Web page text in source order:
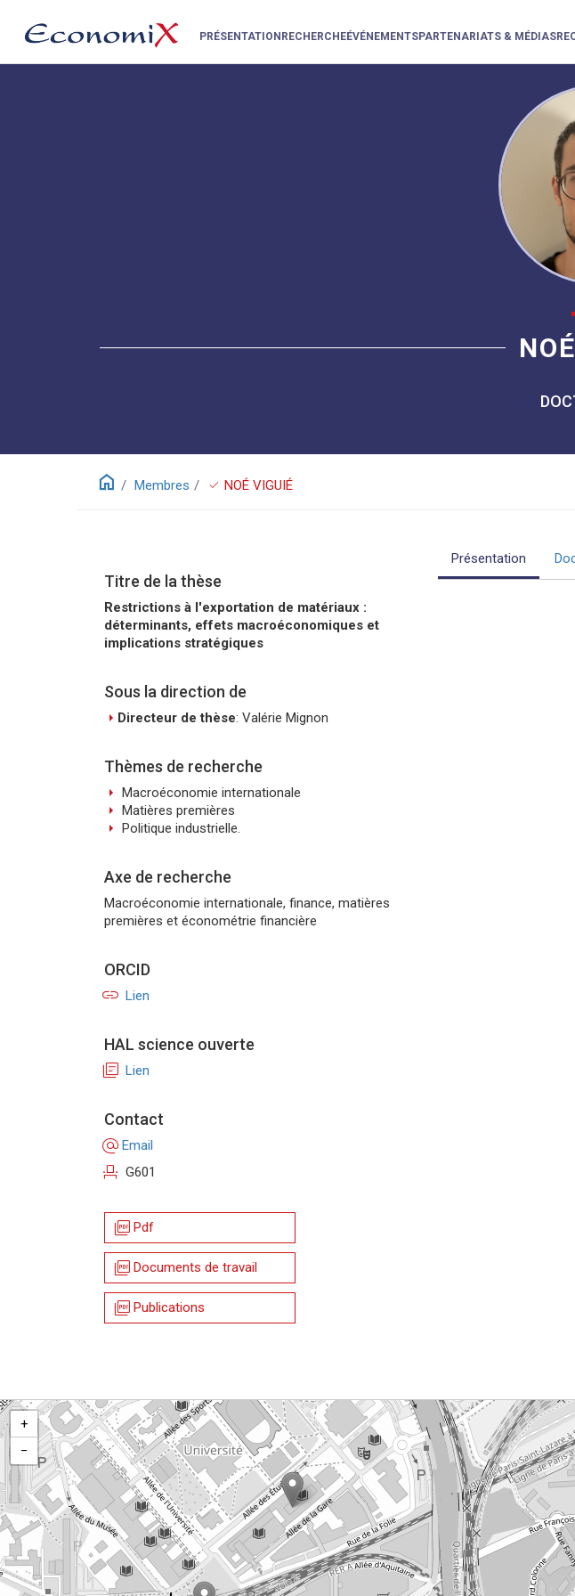
PRÉSENTATIONRECHERCHEÉVÉNEMENTSPARTENARIATS & MÉDIAS
home Membres check NOÉ VIGUIÉ
Titre de la thèse
Restrictions à l'exportation de matériaux :
déterminants, effets macroéconomiques et
implications stratégiques
Sous la direction de
arrow_rightDirecteur de thèse: Valérie Mignon
Thèmes de recherche
arrow_right Macroéconomie internationale
arrow_right Matières premières
arrow_right Politique industrielle.
Axe de recherche
Macroéconomie internationale, finance, matières
premières et économétrie financière
ORCID
link Lien
HAL science ouverte
library_books Lien
Contact
alternate_email Email
event_seat G601
picture_as_pdf Pdf
picture_as_pdf Documents de travail
picture_as_pdf Publications
Présentation
+
−